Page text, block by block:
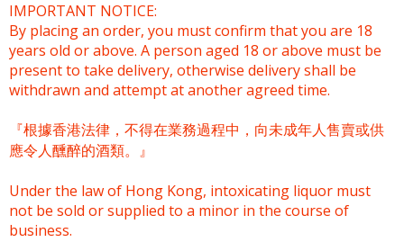
IMPORTANT NOTICE:
By placing an order, you must confirm that you are 18
years old or above. A person aged 18 or above must be
present to take delivery, otherwise delivery shall be
withdrawn and attempt at another agreed time.
『根據香港法律，不得在業務過程中，向未成年人售賣或供
應令人醺醉的酒類。』
Under the law of Hong Kong, intoxicating liquor must
not be sold or supplied to a minor in the course of
business.